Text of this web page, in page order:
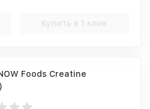
Купить в 1 клик
Foods Creatine